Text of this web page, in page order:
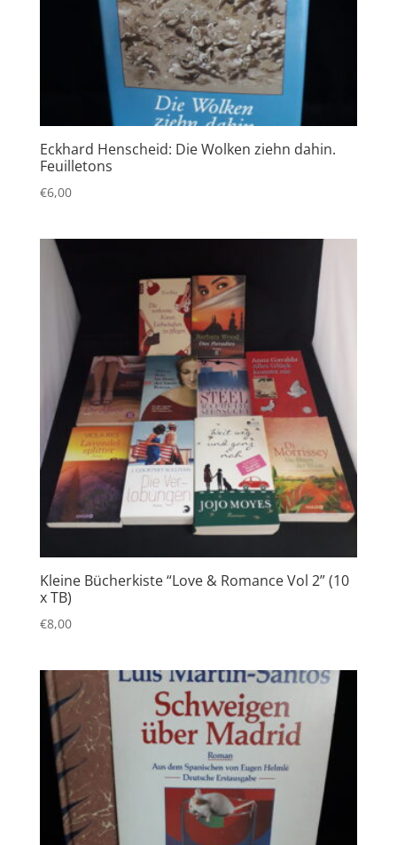
Eckhard Henscheid: Die Wolken ziehn dahin.
Feuilletons
€6,00
Kleine Bücherkiste “Love & Romance Vol 2” (10
x TB)
€8,00